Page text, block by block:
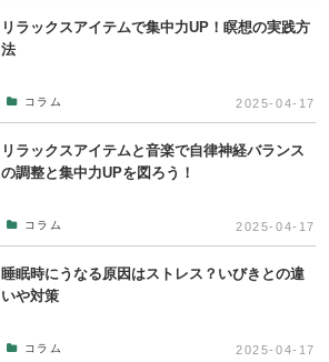
リラックスアイテムで集中力UP！瞑想の実践方
法
コラム 2025-04-17
リラックスアイテムと音楽で自律神経バランス
の調整と集中力UPを図ろう！
コラム 2025-04-17
睡眠時にうなる原因はストレス？いびきとの違
いや対策
コラム 2025-04-17